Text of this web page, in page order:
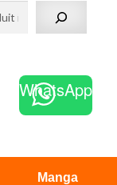
WhatsApp
Manga